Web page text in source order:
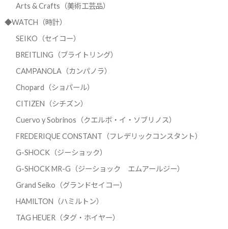
Arts & Crafts（美術工芸品）
◆WATCH（時計）
SEIKO（セイコー）
BREITLING（ブライトリング）
CAMPANOLA（カンパノラ）
Chopard（ショパール）
CITIZEN（シチズン）
Cuervo y Sobrinos（クエルボ・イ・ソブリノス）
FREDERIQUE CONSTANT（フレデリックコンスタント）
G-SHOCK（ジーショック）
G-SHOCK MR-G（ジーショック エムアールジー）
Grand Seiko（グランドセイコー）
HAMILTON（ハミルトン）
TAG HEUER（タグ・ホイヤー）